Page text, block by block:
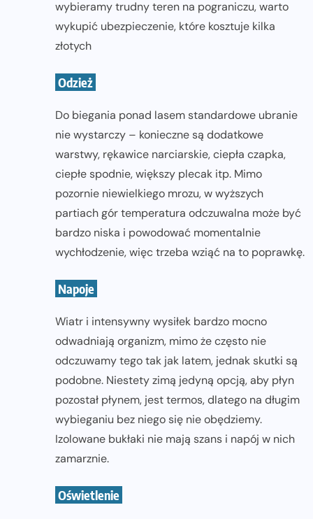
wybieramy trudny teren na pograniczu, warto
wykupić ubezpieczenie, które kosztuje kilka
złotych
Odzież
Do biegania ponad lasem standardowe ubranie
nie wystarczy – konieczne są dodatkowe
warstwy, rękawice narciarskie, ciepła czapka,
ciepłe spodnie, większy plecak itp. Mimo
pozornie niewielkiego mrozu, w wyższych
partiach gór temperatura odczuwalna może być
bardzo niska i powodować momentalnie
wychłodzenie, więc trzeba wziąć na to poprawkę.
Napoje
Wiatr i intensywny wysiłek bardzo mocno
odwadniają organizm, mimo że często nie
odczuwamy tego tak jak latem, jednak skutki są
podobne. Niestety zimą jedyną opcją, aby płyn
pozostał płynem, jest termos, dlatego na długim
wybieganiu bez niego się nie obędziemy.
Izolowane bukłaki nie mają szans i napój w nich
zamarznie.
Oświetlenie